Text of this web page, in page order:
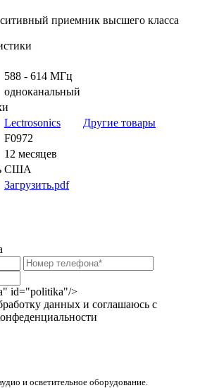
приемник высшего класса
588 - 614 МГц
одноканальный
Lectrosonics
Другие товары
F0972
12 месяцев
США
Загрузить.pdf
id="politika"/>
данных и соглашаюсь с
и осветительное оборудование.